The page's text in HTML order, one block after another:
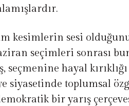
kesimlerin sesi
seçimleri sonrası
seçmenine hayal
siyasetinde toplumsal
bir yarış